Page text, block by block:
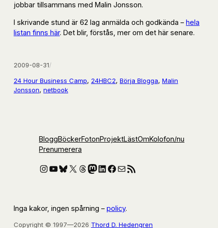
jobbar tillsammans med Malin Jonsson.
I skrivande stund är 62 lag anmälda och godkända – hela
listan finns här. Det blir, förstås, mer om det här senare.
2009-08-31/
24 Hour Business Camp, 24HBC2, Börja Blogga, Malin
Jonsson, netbook
BloggBöckerFotonProjektLästOmKolofon/nu
Prenumerera
Instagram
YouTube
Bluesky
X Threads
Mastodon
LinkedIn
Facebook
E-postRSS-flöde
Inga kakor, ingen spårning – policy.
Copyright © 1997—2026 Thord D. Hedengren